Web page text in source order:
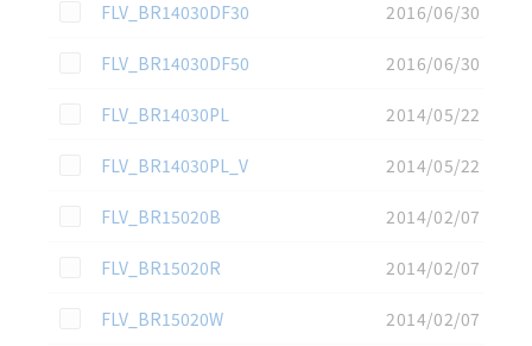
この資料を選択
FLV_BR14030DF30
2016/06/30
この資料を選択
FLV_BR14030DF50
2016/06/30
この資料を選択
FLV_BR14030PL
2014/05/22
この資料を選択
FLV_BR14030PL_V
2014/05/22
この資料を選択
FLV_BR15020B
2014/02/07
この資料を選択
FLV_BR15020R
2014/02/07
この資料を選択
FLV_BR15020W
2014/02/07